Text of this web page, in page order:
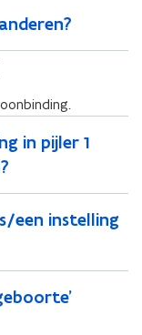
in pijler 1
een instelling